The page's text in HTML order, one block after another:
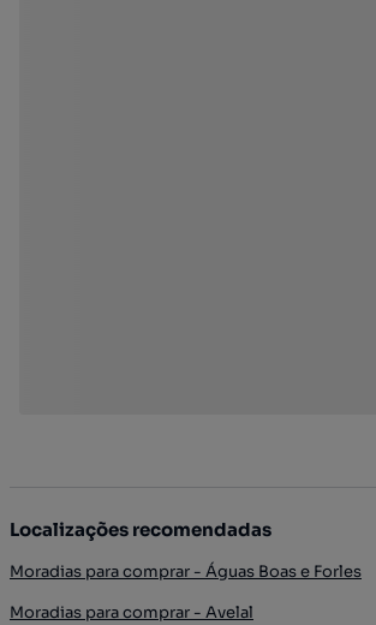
Localizações recomendadas
Moradias para comprar - Águas Boas e Forles
Moradias para comprar - Avelal